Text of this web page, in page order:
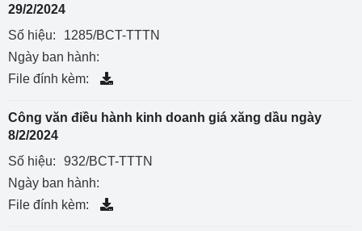
29/2/2024
Số hiệu:
1285/BCT-TTTN
Ngày ban hành:
File đính kèm:
Công văn điều hành kinh doanh giá xăng dầu ngày
8/2/2024
Số hiệu:
932/BCT-TTTN
Ngày ban hành:
File đính kèm: